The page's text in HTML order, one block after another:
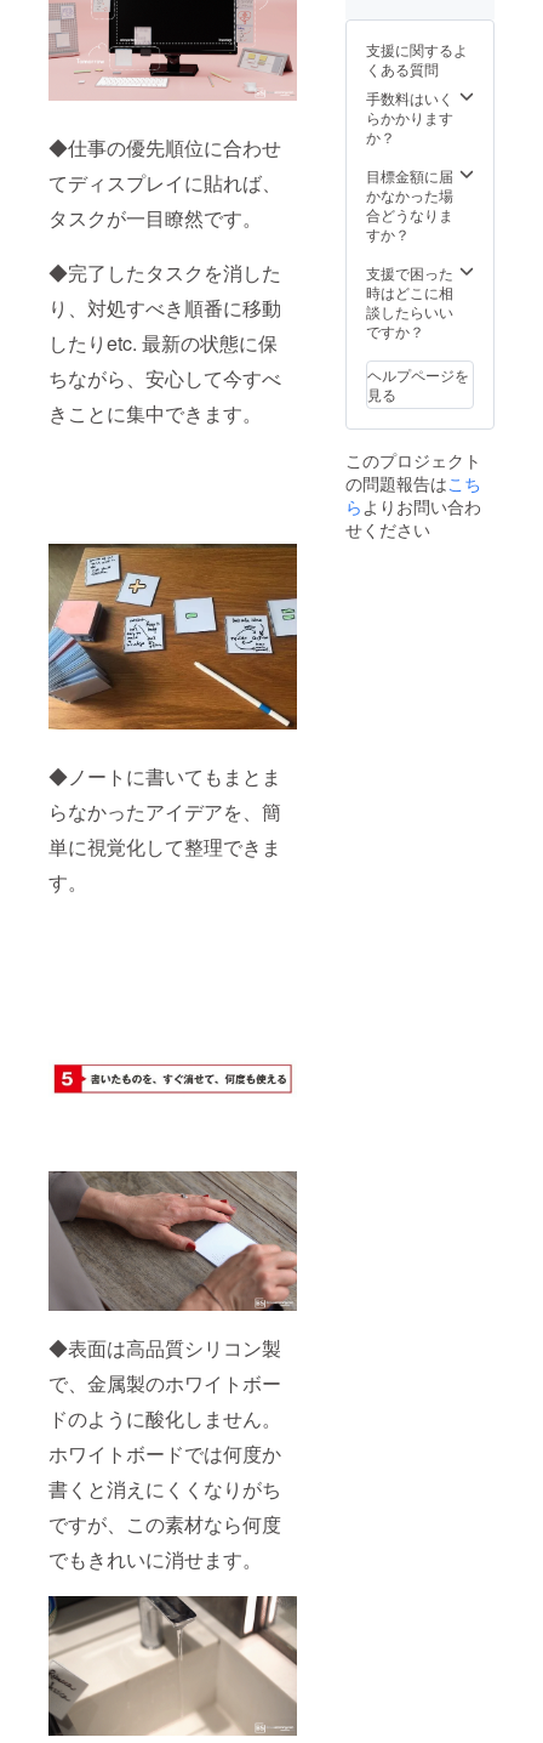
◆仕事の優先順位に合わせ
てディスプレイに貼れば、
タスクが一目瞭然です。
◆完了したタスクを消した
り、対処すべき順番に移動
したりetc. 最新の状態に保
ちながら、安心して今すべ
きことに集中できます。
◆ノートに書いてもまとま
らなかったアイデアを、簡
単に視覚化して整理できま
す。
◆表面は高品質シリコン製
で、金属製のホワイトボー
ドのように酸化しません。
ホワイトボードでは何度か
書くと消えにくくなりがち
ですが、この素材なら何度
でもきれいに消せます。
荷時期
が遅れ
る場合
があり
ます。
ン・仕
様は変
更にな
る可能
性もご
ざいま
ださ
い。 ※
ご注文
材の供
給状
況、製
造工程
合等に
荷時期
が遅れ
があり
ます。
とがあ
りま
す。 ※
皆様の
応援購
入によ
向上し
た場
合、正
販売予
定価格
より下
がる可
ござい
ます。
※デザイ
ン・仕
更にな
る可能
性もご
ざいま
す。ご
ラー
エ
ロー、
グリー
ン、罫
のセッ
ト
※machi
セット
のため
一般販
売とは
内容が
違うこ
とがあ
りま
皆様の
応援購
入によ
り量産
効率が
支援に関するよ
くある質問
手数料はいく
らかかります
か？
目標金額に届
かなかった場
合どうなりま
すか？
支援で困った
時はどこに相
談したらいい
ですか？
ヘルプページを
見る
このプロジェクト
の問題報告はこち
らよりお問い合わ
せください